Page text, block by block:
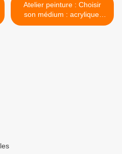
Atelier peinture : Choisir
son médium : acrylique,
huile ou aquarelle ? >